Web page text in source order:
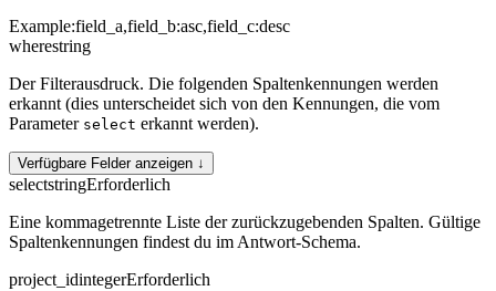
Example:field_a,field_b:asc,field_c:desc
wherestring
Der Filterausdruck. Die folgenden Spaltenkennungen werden
erkannt (dies unterscheidet sich von den Kennungen, die vom
Parameter select erkannt werden).
Verfügbare Felder anzeigen ↓
selectstringErforderlich
Eine kommagetrennte Liste der zurückzugebenden Spalten. Gültige
Spaltenkennungen findest du im Antwort-Schema.
project_idintegerErforderlich